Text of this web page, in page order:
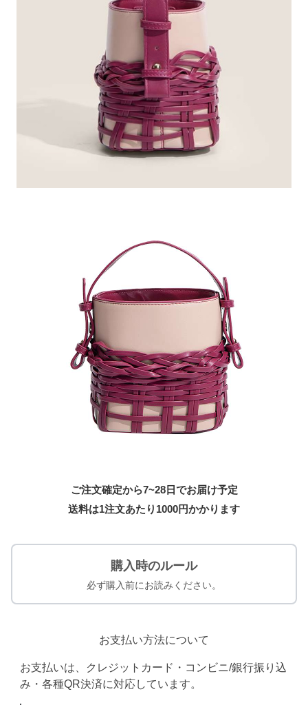
ご注文確定から7~28日でお届け予定
送料は1注文あたり 1000円かかります
購入時のルール
必ず購入前にお読みください。
お支払い方法について
お支払いは、クレジットカード・コンビニ/銀行振り込
み・各種QR決済に対応しています。